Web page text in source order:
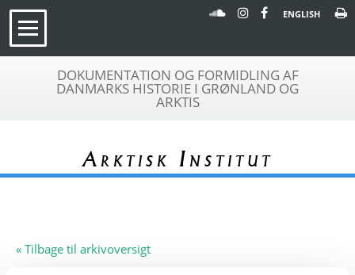
ENGLISH
DOKUMENTATION OG FORMIDLING AF
DANMARKS HISTORIE I GRØNLAND OG
ARKTIS
Arktisk Institut
« Tilbage til arkivoversigt